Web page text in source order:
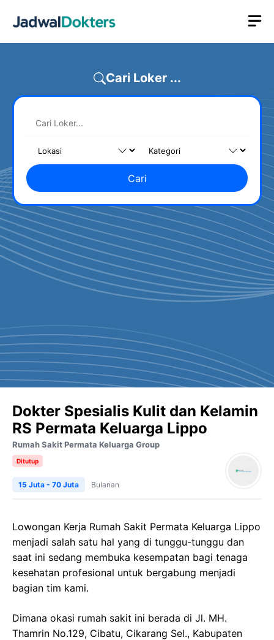
Cari Loker ...
Cari
Dokter Spesialis Kulit dan Kelamin
RS Permata Keluarga Lippo
Rumah Sakit Permata Keluarga Group
Ditutup
15 Juta - 70 Juta Bulanan
Lowongan Kerja Rumah Sakit Permata Keluarga Lippo
menjadi salah satu hal yang di tunggu-tunggu dan
saat ini sedang membuka kesempatan bagi tenaga
kesehatan profesional untuk bergabung menjadi
bagian tim kami.
Dimana okasi rumah sakit ini berada di Jl. MH.
Thamrin No.129, Cibatu, Cikarang Sel., Kabupaten